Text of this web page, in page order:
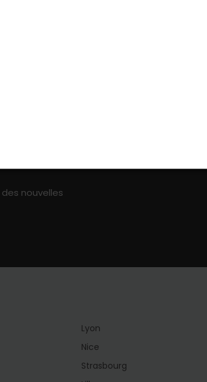
ajoutez votre pierre à l’édifice !
les réseaux sociaux !
nouvelles
Lyon
Nice
Strasbourg